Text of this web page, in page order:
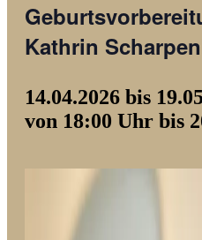
Kathrin
14.04.2026 bis
von 18:00 Uhr bis